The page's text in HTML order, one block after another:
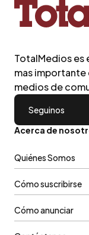
TotalMedios es
mas
medios de
Seguinos
Acerca de
Quiénes Somos
Cómo suscribirse
Cómo anunciar